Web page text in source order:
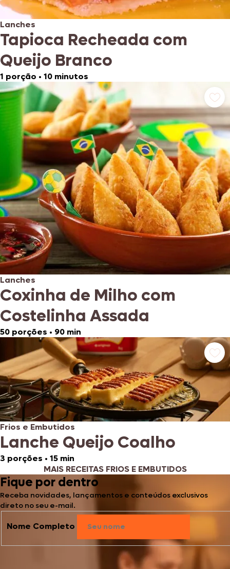
Lanches
Tapioca Recheada com
Queijo Branco
1 porção • 10 minutos
Lanches
Coxinha de Milho com
Costelinha Assada
50 porções • 90 min
Frios e Embutidos
Lanche Queijo Coalho
3 porções • 15 min
MAIS RECEITAS FRIOS E EMBUTIDOS
Fique por dentro
Receba novidades, lançamentos e conteúdos exclusivos
direto no seu e-mail.
Nome Completo